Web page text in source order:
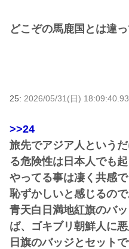
どこぞの馬鹿国とは違
25: 2026/05/31(日)
>>24
旅先でアジア人という
る危険性は日本人でも
やってる事は凄く共感で
恥ずかしいと感じるの
青天白日満地紅旗のバ
ば、ゴキブリ朝鮮人に
日旗のバッジとセット